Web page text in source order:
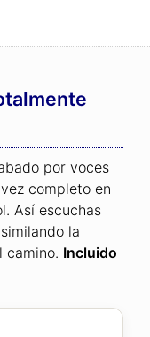
por voces
completo en
Así escuchas
la
camino. Incluido